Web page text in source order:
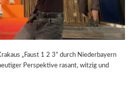
„Faust 1 2 3“ durch Niederbayern
Perspektive rasant, witzig und